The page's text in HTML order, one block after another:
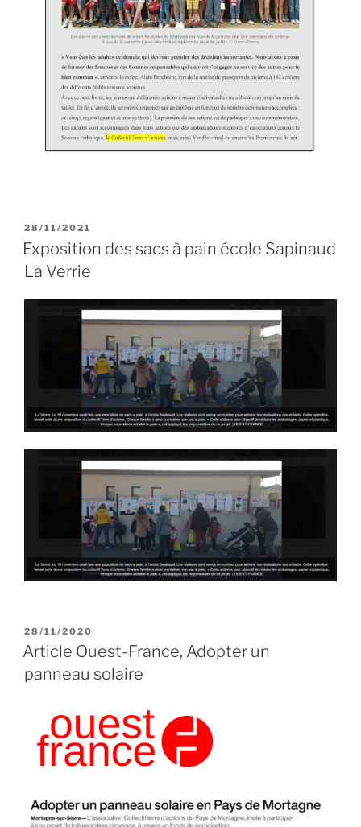
PUBLIÉ
LE
28/11/2021
Exposition des sacs à pain école Sapinaud
La Verrie
PUBLIÉ
LE
28/11/2020
Article Ouest-France, Adopter un
panneau solaire